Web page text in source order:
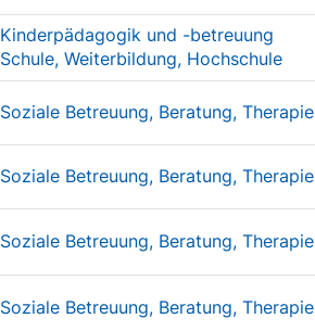
Kinderpädagogik und -betreuung
Schule, Weiterbildung, Hochschule
Soziale Betreuung, Beratung, Therapie
Soziale Betreuung, Beratung, Therapie
Soziale Betreuung, Beratung, Therapie
Soziale Betreuung, Beratung, Therapie